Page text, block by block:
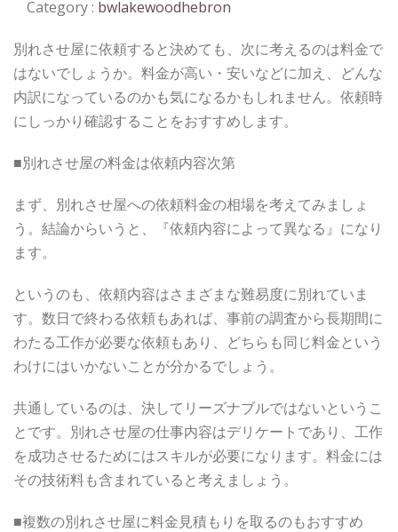
Category : bwlakewoodhebron
別れさせ屋に依頼すると決めても、次に考えるのは料金で
はないでしょうか。料金が高い・安いなどに加え、どんな
内訳になっているのかも気になるかもしれません。依頼時
にしっかり確認することをおすすめします。
■別れさせ屋の料金は依頼内容次第
まず、別れさせ屋への依頼料金の相場を考えてみましょ
う。結論からいうと、『依頼内容によって異なる』になり
ます。
というのも、依頼内容はさまざまな難易度に別れていま
す。数日で終わる依頼もあれば、事前の調査から長期間に
わたる工作が必要な依頼もあり、どちらも同じ料金という
わけにはいかないことが分かるでしょう。
共通しているのは、決してリーズナブルではないというこ
とです。別れさせ屋の仕事内容はデリケートであり、工作
を成功させるためにはスキルが必要になります。料金には
その技術料も含まれていると考えましょう。
■複数の別れさせ屋に料金見積もりを取るのもおすすめ